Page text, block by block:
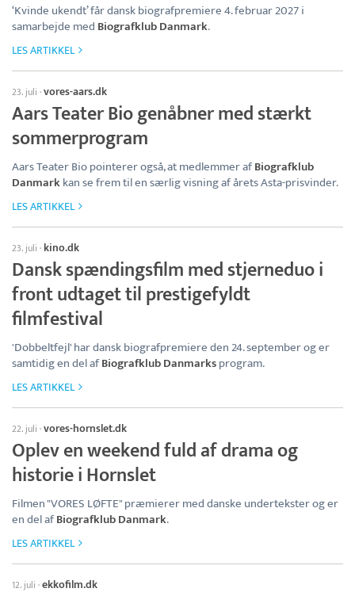
‘Kvinde ukendt’ får dansk biografpremiere 4. februar 2027 i
samarbejde med Biografklub Danmark.
LES ARTIKKEL
23. juli ·vores-aars.dk
Aars Teater Bio genåbner med stærkt
sommerprogram
Aars Teater Bio pointerer også, at medlemmer afBiografklub
Danmarkkan se frem til en særlig visning af årets Asta-prisvinder.
LES ARTIKKEL
23. juli · kino.dk
Dansk spændingsfilm med stjerneduo i
front udtaget til prestigefyldt
filmfestival
'Dobbeltfejl' har dansk biografpremiere den 24. september og er
samtidig en del afBiografklub Danmarksprogram.
LES ARTIKKEL
22. juli ·vores-hornslet.dk
Oplev en weekend fuld af drama og
historie i Hornslet
Filmen "VORES LØFTE" præmierer med danske undertekster og er
en del afBiografklub Danmark.
LES ARTIKKEL
12. juli ·ekkofilm.dk